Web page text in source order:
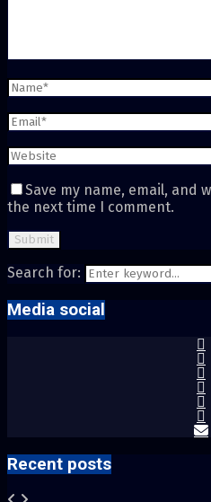
Save my name, email, and
the next time I comment.
Search for:
Media social
Recent posts